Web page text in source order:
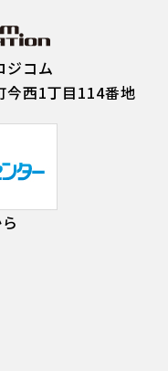
ジコム
今西1丁目114番地